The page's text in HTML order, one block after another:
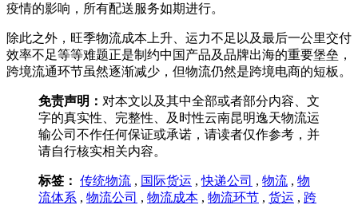
疫情的影响，所有配送服务如期进行。
除此之外，旺季物流成本上升、运力不足以及最后一公里交付
效率不足等等难题正是制约中国产品及品牌出海的重要堡垒，
跨境流通环节虽然逐渐减少，但物流仍然是跨境电商的短板。
免责声明： 对本文以及其中全部或者部分内容、文
字的真实性、完整性、及时性云南昆明逸天物流运
输公司不作任何保证或承诺，请读者仅作参考，并
请自行核实相关内容。
标签： 传统物流 , 国际货运 ,快递公司 , 物流 , 物
流体系 , 物流公司 , 物流成本 , 物流环节 , 货运 , 跨